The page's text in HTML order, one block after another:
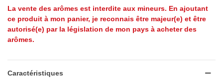
La vente des arômes est interdite aux mineurs. En ajoutant
ce produit à mon panier, je reconnais être majeur(e) et être
autorisé(e) par la législation de mon pays à acheter des
arômes.
Caractéristiques